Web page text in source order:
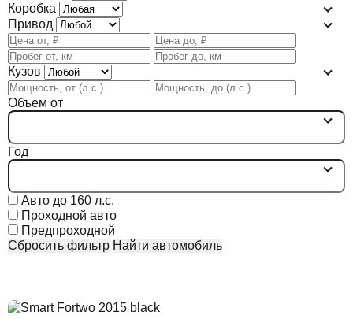
Коробка
Привод
Кузов
Объем от
Год
Авто до 160 л.с.
Проходной авто
Предпроходной
Сбросить фильтр
Найти автомобиль